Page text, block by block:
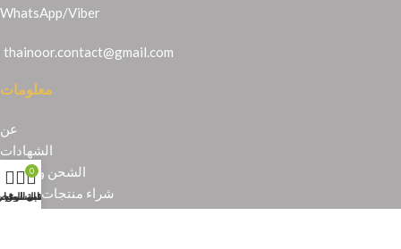
WhatsApp/Viber
thainoor.contact@gmail.com
معلومات
عن
الشهادات
الشحن والإرجاع
شراء منتجات تايلندية
قائمة
0
عربة التسوق
حسابي